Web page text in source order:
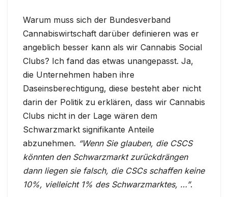
Warum muss sich der Bundesverband
Cannabiswirtschaft darüber definieren was er
angeblich besser kann als wir Cannabis Social
Clubs? Ich fand das etwas unangepasst. Ja,
die Unternehmen haben ihre
Daseinsberechtigung, diese besteht aber nicht
darin der Politik zu erklären, dass wir Cannabis
Clubs nicht in der Lage wären dem
Schwarzmarkt signifikante Anteile
abzunehmen. “Wenn Sie glauben, die CSCS
könnten den Schwarzmarkt zurückdrängen
dann liegen sie falsch, die CSCs schaffen keine
10%, vielleicht 1% des Schwarzmarktes, …”.